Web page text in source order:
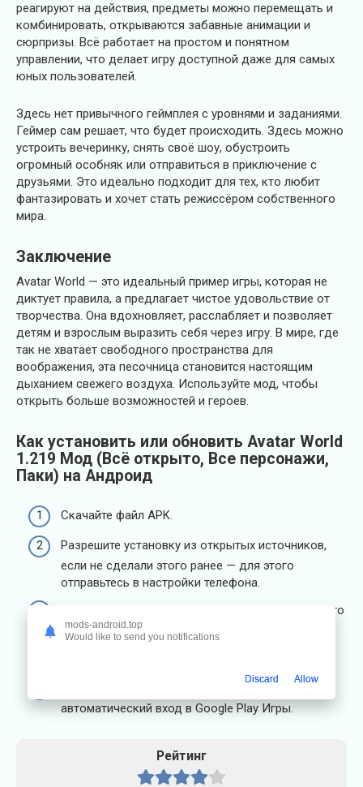
реагируют на действия, предметы можно перемещать и
комбинировать, открываются забавные анимации и
сюрпризы. Всё работает на простом и понятном
управлении, что делает игру доступной даже для самых
юных пользователей.
Здесь нет привычного геймплея с уровнями и заданиями.
Геймер сам решает, что будет происходить. Здесь можно
устроить вечеринку, снять своё шоу, обустроить
огромный особняк или отправиться в приключение с
друзьями. Это идеально подходит для тех, кто любит
фантазировать и хочет стать режиссёром собственного
мира.
Заключение
Avatar World — это идеальный пример игры, которая не
диктует правила, а предлагает чистое удовольствие от
творчества. Она вдохновляет, расслабляет и позволяет
детям и взрослым выразить себя через игру. В мире, где
так не хватает свободного пространства для
воображения, эта песочница становится настоящим
дыханием свежего воздуха. Используйте мод, чтобы
открыть больше возможностей и героев.
Как установить или обновить Avatar World
1.219 Мод (Всё открыто, Все персонажи,
Паки) на Андроид
Скачайте файл APK.
Разрешите установку из открытых источников,
если не сделали этого ранее — для этого
отправьтесь в настройки телефона.
Установите файл — например, при помощи одного
из бесплатных
файловых менеджеров
автоматический вход в Google Play Игры.
Рейтинг
mods-android.top
Would like to send you notifications
Discard Allow